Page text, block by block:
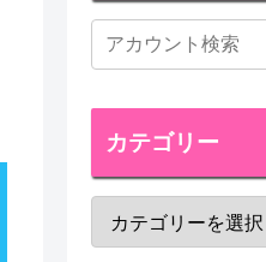
カテゴリー